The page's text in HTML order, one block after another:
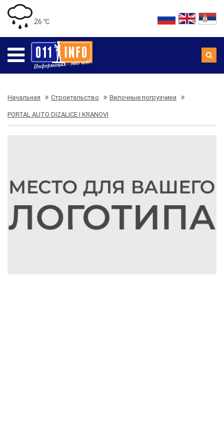
26 ℃
Начальная Строительство Вилочные погрузчики
PORTAL AUTO DIZALICE I KRANOVI